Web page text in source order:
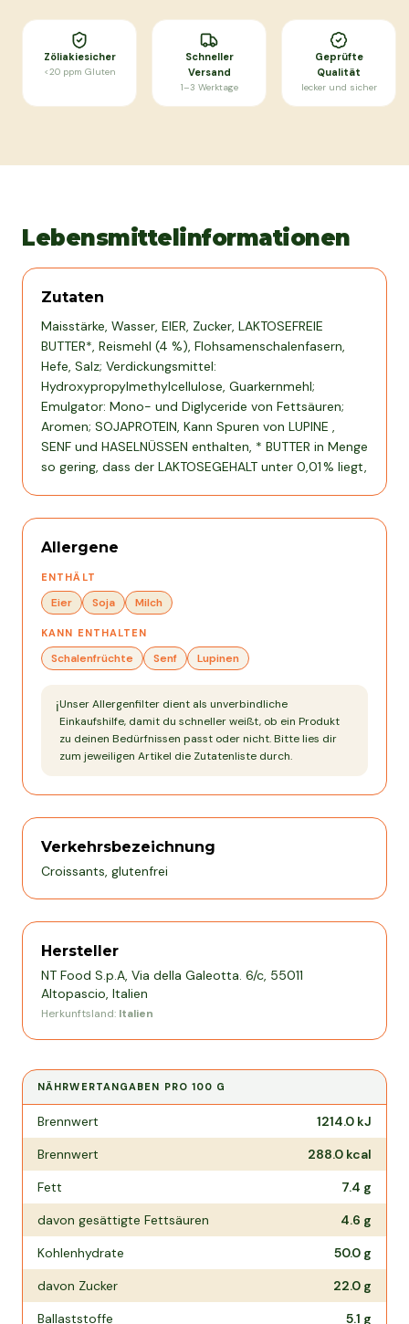
Zöliakiesicher
<20 ppm Gluten
Schneller
Versand
1–3 Werktage
Geprüfte
Qualität
lecker und sicher
Lebensmittelinformationen
Zutaten
Maisstärke, Wasser, EIER, Zucker, LAKTOSEFREIE
BUTTER*, Reismehl (4 %), Flohsamenschalenfasern,
Hefe, Salz; Verdickungsmittel:
Hydroxypropylmethylcellulose, Guarkernmehl;
Emulgator: Mono- und Diglyceride von Fettsäuren;
Aromen; SOJAPROTEIN, Kann Spuren von LUPINE ,
SENF und HASELNÜSSEN enthalten, * BUTTER in Menge
so gering, dass der LAKTOSEGEHALT unter 0,01 % liegt,
Allergene
ENTHÄLT
Eier Soja Milch
KANN ENTHALTEN
Schalenfrüchte Senf Lupinen
ℹ️Unser Allergenfilter dient als unverbindliche
Einkaufshilfe, damit du schneller weißt, ob ein Produkt
zu deinen Bedürfnissen passt oder nicht. Bitte lies dir
zum jeweiligen Artikel die Zutatenliste durch.
Verkehrsbezeichnung
Croissants, glutenfrei
Hersteller
NT Food S.p.A, Via della Galeotta. 6/c, 55011
Altopascio, Italien
Herkunftsland: Italien
NÄHRWERTANGABEN PRO100 G
Nährwertangaben pro
Brennwert 1214.0 kJ
Brennwert
288.0 kcal
Fett
7.4 g
davon gesättigte Fettsäuren
4.6 g
Kohlenhydrate
50.0 g
davon Zucker
22.0 g
Ballaststoffe
5.1 g